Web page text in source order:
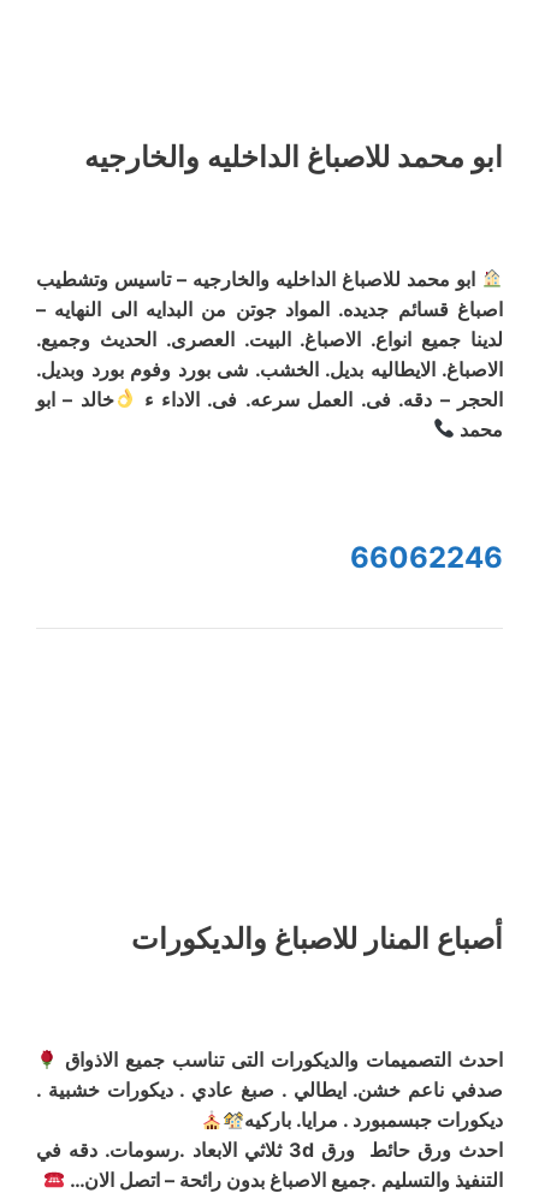
ابو محمد للاصباغ الداخليه والخارجيه
ابو محمد للاصباغ الداخليه والخارجيه – تاسيس وتشطيب
اصباغ قسائم جديده. المواد جوتن من البدايه الى النهايه –
لدينا جميع انواع. الاصباغ. البيت. العصرى. الحديث وجميع.
الاصباغ. الايطاليه بديل. الخشب. شى بورد وفوم بورد وبديل.
الحجر – دقه. فى. العمل سرعه. فى. الاداء ء
خالد – ابو
محمد
66062246
أصباع المنار للاصباغ والديكورات
احدث التصميمات والديكورات التى تناسب جميع الاذواق
صدفي ناعم خشن. ايطالي . صبغ عادي . ديكورات خشبية .
ديكورات جبسمبورد . مرايا. باركيه
احدث ورق حائط ورق 3d ثلاثي الابعاد .رسومات. دقه في
التنفيذ والتسليم .جميع الاصباغ بدون رائحة – اتصل الان…